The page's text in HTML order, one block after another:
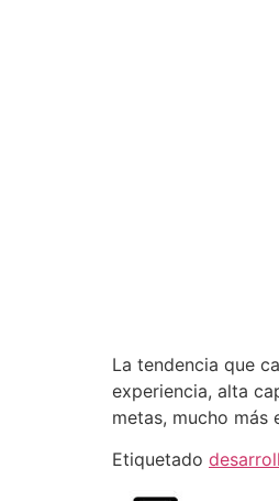
La tendencia que
experiencia, alta
metas, mucho más
Etiquetado